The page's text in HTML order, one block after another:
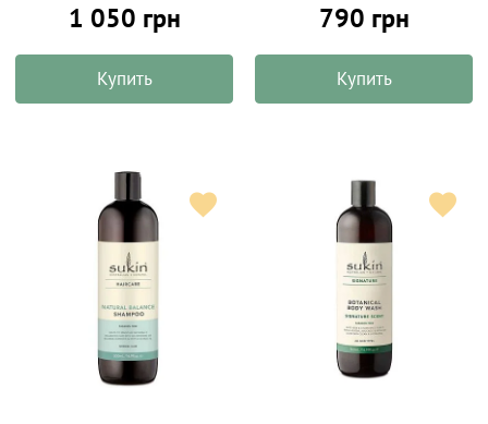
1 050 грн
Купить
790 грн
Купить